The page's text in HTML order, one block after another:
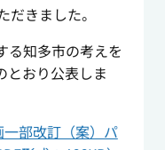
きました。
る知多市の考えを
とおり公表しま
部改訂（案）パ